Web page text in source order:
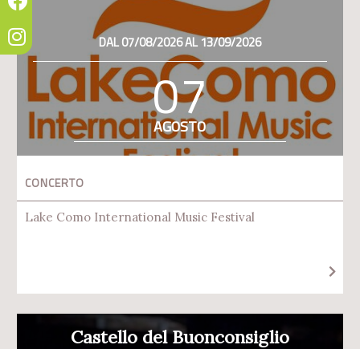
DAL 07/08/2026 AL 13/09/2026
07
AGOSTO
CONCERTO
Lake Como International Music Festival
Castello del Buonconsiglio